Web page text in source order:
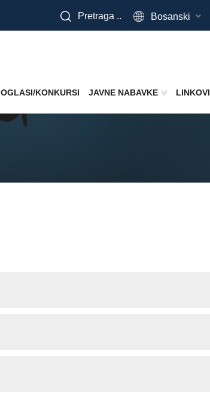
Pretraga .. Bosanski
OGLASI/KONKURSI JAVNE NABAVKE LINKOVI